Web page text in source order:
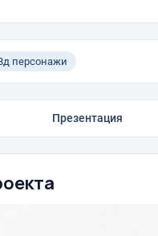
персонажи
Презентация